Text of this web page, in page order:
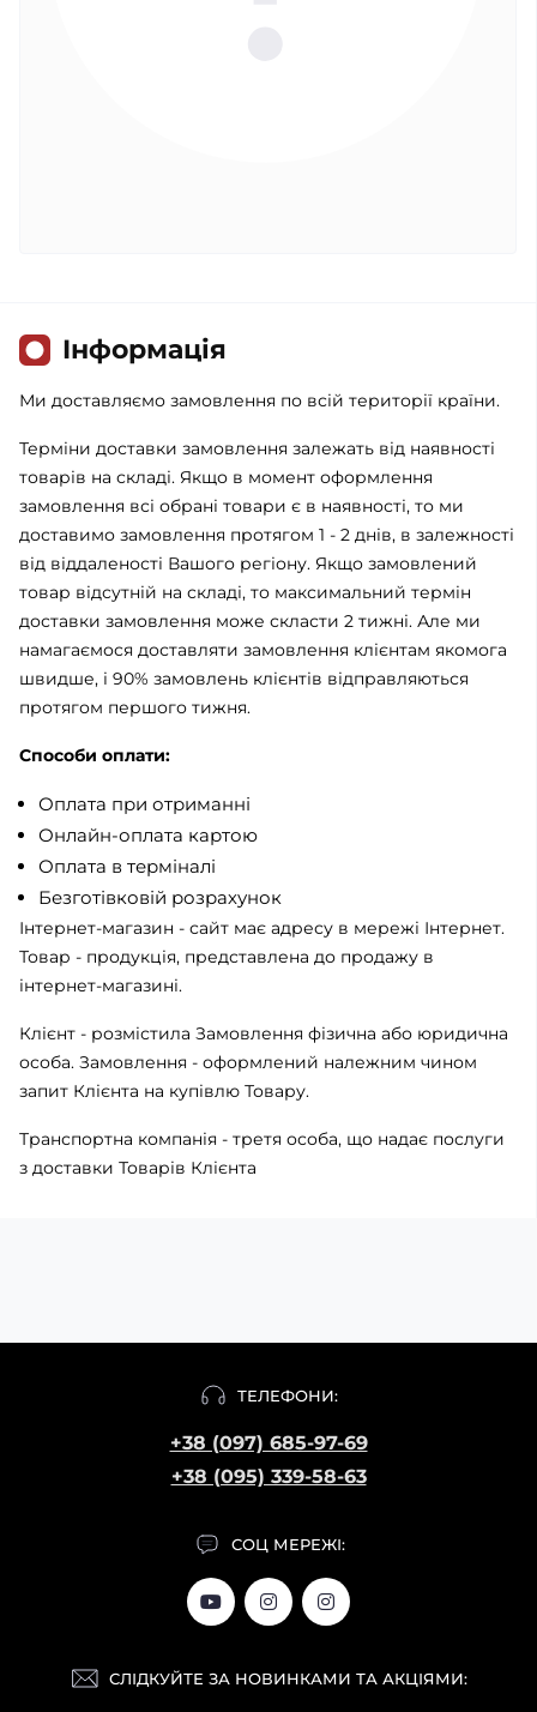
Iнформація
Ми доставляємо замовлення по всій території країни.
Терміни доставки замовлення залежать від наявності
товарів на складі. Якщо в момент оформлення
замовлення всі обрані товари є в наявності, то ми
доставимо замовлення протягом 1 - 2 днів, в залежності
від віддаленості Вашого регіону. Якщо замовлений
товар відсутній на складі, то максимальний термін
доставки замовлення може скласти 2 тижні. Але ми
намагаємося доставляти замовлення клієнтам якомога
швидше, і 90% замовлень клієнтів відправляються
протягом першого тижня.
Способи оплати:
Оплата при отриманні
Онлайн-оплата картою
Оплата в терміналі
Безготівковій розрахунок
Інтернет-магазин - сайт має адресу в мережі Інтернет.
Товар - продукція, представлена ​​до продажу в
інтернет-магазині.
Клієнт - розмістила Замовлення фізична або юридична
особа. Замовлення - оформлений належним чином
запит Клієнта на купівлю Товару.
Транспортна компанія - третя особа, що надає послуги
з доставки Товарів Клієнта
ТЕЛЕФОНИ:
+38 (097) 685-97-69
+38 (095) 339-58-63
СОЦ МЕРЕЖІ:
СЛІДКУЙТЕ ЗА НОВИНКАМИ ТА АКЦІЯМИ: